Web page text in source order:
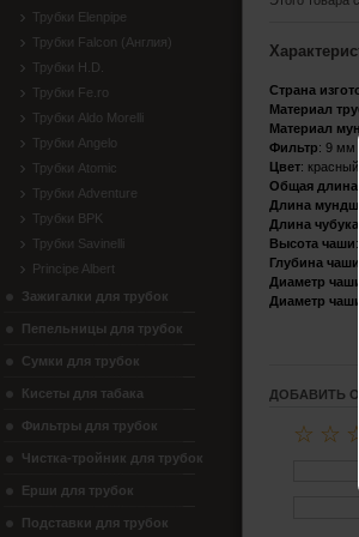
Страна
Материал
Материал
Фильтр:9 мм
Цвет: красный
Общая длина
Длина
Длина чубука
Высота чаши:
Глубина чаши
Диаметр чаши
Диаметр чаши
ДОБАВИТЬ
☆
☆
☆
Трубки Elenpipe
Трубки Falcon (Англия)
Трубки H.D.
Трубки Fe.ro
Трубки Aldo Morelli
Трубки Angelo
Трубки Atomic
Трубки Adventure
Трубки BPK
Трубки Savinelli
Principe Albert
Зажигалки для трубок
Пепельницы для трубок
Сумки для трубок
Кисеты для табака
Фильтры для трубок
Чистка-тройник для трубок
Ерши для трубок
Подставки для трубок